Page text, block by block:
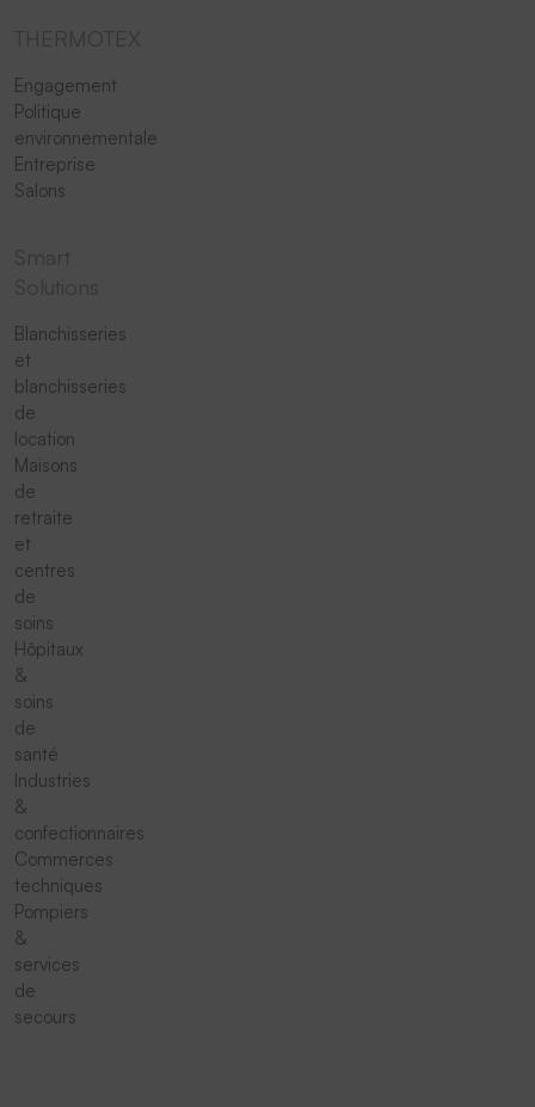
Engagement
Politique
environnementale
Entreprise
Salons
Blanchisseries
et
blanchisseries
de
location
Maisons
de
retraite
et
centres
de
soins
Hôpitaux
&
soins
de
santé
Industries
&
confectionnaires
Commerces
techniques
Pompiers
&
services
de
secours